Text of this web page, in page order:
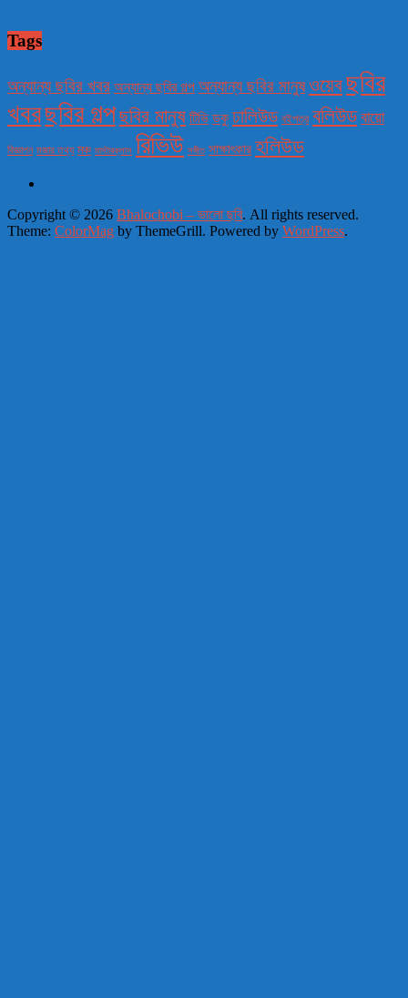
Tags
অন্যান্য ছবির খবর অন্যান্য ছবির গল্প অন্যান্য ছবির মানুষওয়েবছবির
খবরছবির গল্পছবির মানুষ টিভি ডকু ঢালিউড বইপত্র বলিউড বায়ো
বিজ্ঞাপন মজার তথ্য মঞ্চ মাস্টারক্লাস রিভিউ সঙ্গীত সাক্ষাৎকার হলিউড
Copyright © 2026 Bhalochobi – ভালো ছবি. All rights reserved.
Theme: ColorMag by ThemeGrill. Powered by WordPress.